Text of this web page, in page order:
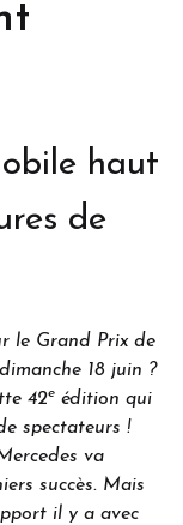
haut
de
le Grand Prix de
18 juin ?
42e édition qui
spectateurs !
va
succès. Mais
il y a avec